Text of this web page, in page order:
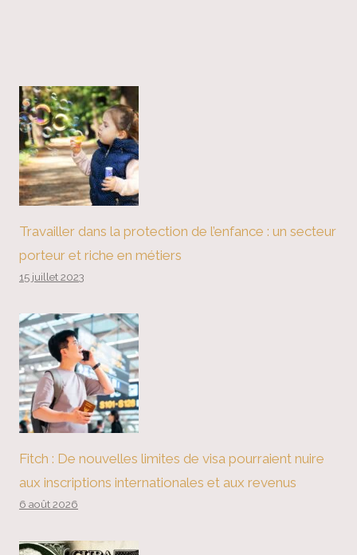
Travailler dans la protection de l’enfance : un secteur
porteur et riche en métiers
15 juillet 2023
Fitch : De nouvelles limites de visa pourraient nuire
aux inscriptions internationales et aux revenus
6 août 2026